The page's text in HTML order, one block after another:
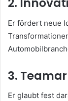
2.
Er fördert neue
3.
Er glaubt fest